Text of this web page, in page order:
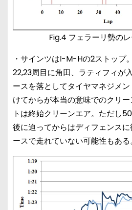
Fig.4 フェラーリ勢の
・サインツはI-M-Hの2ストップ
22,23周目に角田、ラティフィが
ースを落としてタイヤマネジメ
けてからが本当の意味でのクリ
トは終始クリーンエア。ただし
後に迫ってからはディフェンス
ースで走れていない可能性もある。